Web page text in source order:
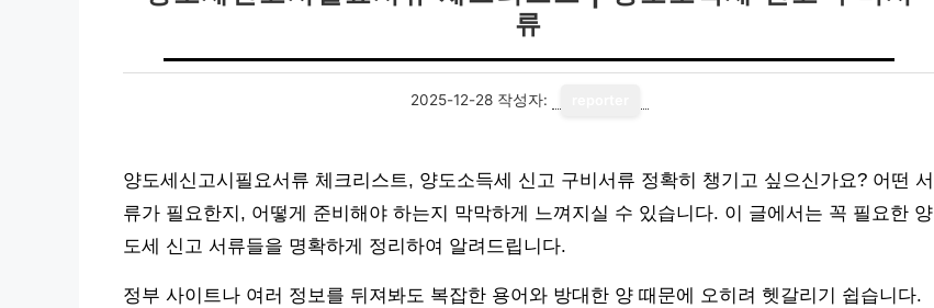
류
2025-12-28 작성자:
양도세신고시필요서류 체크리스트, 양도소득세 신고 구비서류 정확히 챙기고 싶으신가요? 어떤 서
류가 필요한지, 어떻게 준비해야 하는지 막막하게 느껴지실 수 있습니다. 이 글에서는 꼭 필요한 양
도세 신고 서류들을 명확하게 정리하여 알려드립니다.
정부 사이트나 여러 정보를 뒤져봐도 복잡한 용어와 방대한 양 때문에 오히려 헷갈리기 쉽습니다.